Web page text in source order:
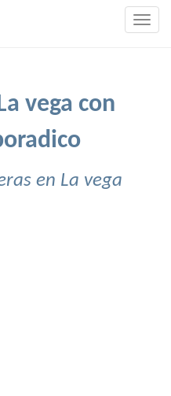
vega con
en La vega